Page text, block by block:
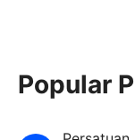
Popular